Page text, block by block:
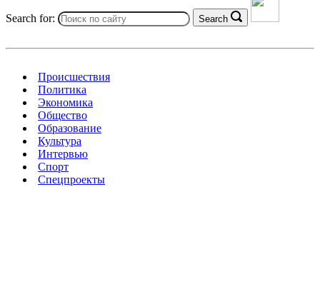
Search for: Search
Происшествия
Политика
Экономика
Общество
Образование
Культура
Интервью
Спорт
Спецпроекты